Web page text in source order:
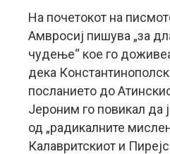
На почетокот на
Амвросиј пишува „за
чудење“ кое го
дека
посланието до
Јероним го повикал да
од „радикалните
Калавритскиот и